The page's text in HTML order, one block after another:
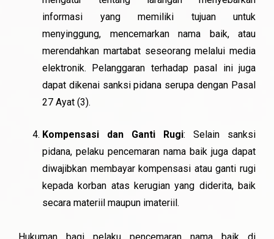
informasi yang memiliki tujuan untuk
menyinggung, mencemarkan nama baik, atau
merendahkan martabat seseorang melalui media
elektronik. Pelanggaran terhadap pasal ini juga
dapat dikenai sanksi pidana serupa dengan Pasal
27 Ayat (3).
Kompensasi dan Ganti Rugi: Selain sanksi
pidana, pelaku pencemaran nama baik juga dapat
diwajibkan membayar kompensasi atau ganti rugi
kepada korban atas kerugian yang diderita, baik
secara materiil maupun imateriil.